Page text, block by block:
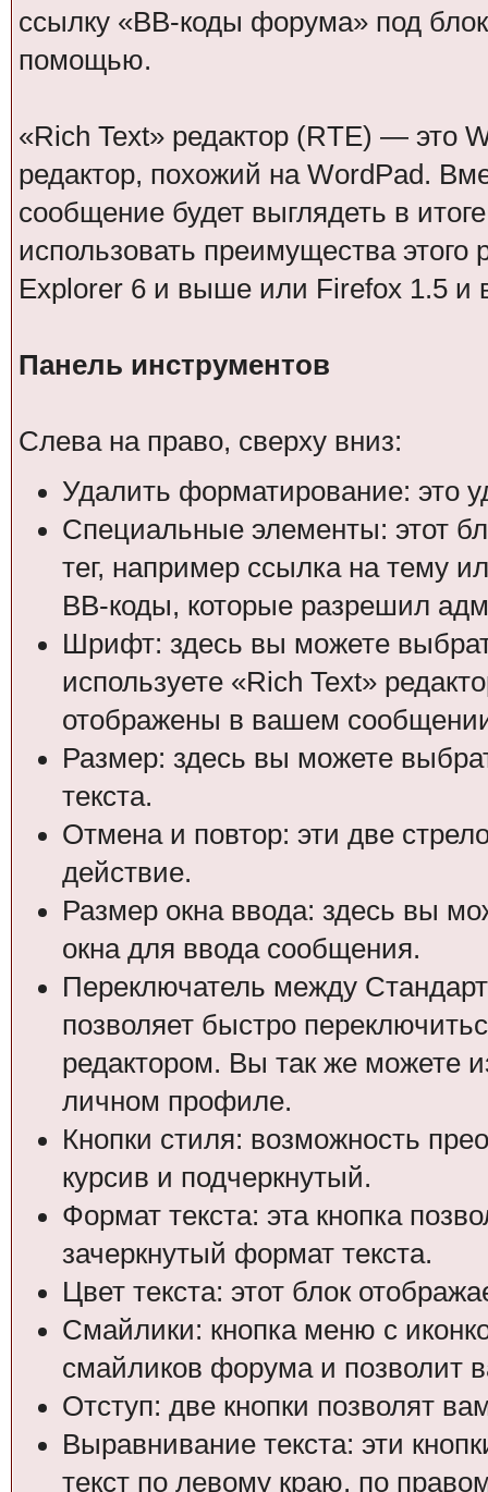
ссылку «BB-коды форума» под
помощью.
«Rich Text» редактор (RTE) — это
редактор, похожий на WordPad.
сообщение будет выглядеть в
использовать преимущества этого
Explorer 6 и выше или Firefox 1.5 и
Панель инструментов
Слева на право, сверху вниз:
Удалить форматирование: это
Специальные элементы: этот
тег, например ссылка на тему
BB-коды, которые разрешил
Шрифт: здесь вы можете
используете «Rich Text»
отображены в вашем
Размер: здесь вы можете
текста.
Отмена и повтор: эти две
действие.
Размер окна ввода: здесь вы
окна для ввода сообщения.
Переключатель между
позволяет быстро
редактором. Вы так же можете
личном профиле.
Кнопки стиля: возможность
курсив и подчеркнутый.
Формат текста: эта кнопка
зачеркнутый формат текста.
Цвет текста: этот блок
Смайлики: кнопка меню с
смайликов форума и позволит
Отступ: две кнопки позволят
Выравнивание текста: эти
текст по левому краю, по